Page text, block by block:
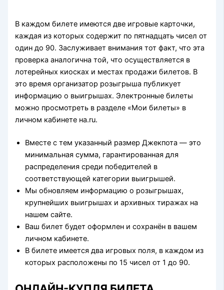
В каждом билете имеются две игровые карточки,
каждая из которых содержит по пятнадцать чисел от
один до 90. Заслуживает внимания тот факт, что эта
проверка аналогична той, что осуществляется в
лотерейных киосках и местах продажи билетов. В
это время организатор розыгрыша публикует
информацию о выигрышах. Электронные билеты
можно просмотреть в разделе «Мои билеты» в
личном кабинете на.ru.
Вместе с тем указанный размер Джекпота — это
минимальная сумма, гарантированная для
распределения среди победителей в
соответствующей категории выигрышей.
Мы обновляем информацию о розыгрышах,
крупнейших выигрышах и архивных тиражах на
нашем сайте.
Ваш билет будет оформлен и сохранён в вашем
личном кабинете.
В билете имеется два игровых поля, в каждом из
которых расположены по 15 чисел от 1 до 90.